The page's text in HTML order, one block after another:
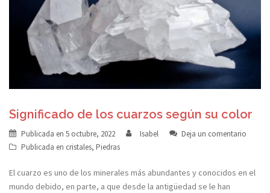
Significado de los cuarzos según su color
Publicada en 5 octubre, 2022 Isabel
Deja un comentario
Publicada en cristales, Piedras
El cuarzo es uno de los minerales más abundantes y conocidos en el
mundo debido, en parte, a que desde la antigüedad se le han